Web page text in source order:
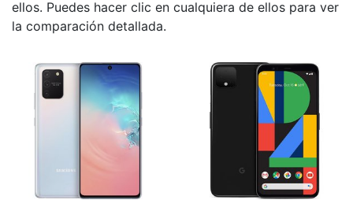
ellos. Puedes hacer clic en cualquiera de ellos para ver
la comparación detallada.